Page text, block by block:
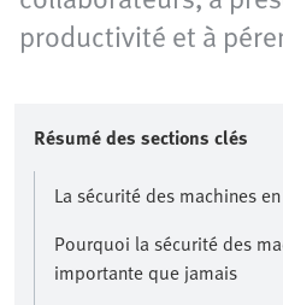
productivité et à
Résumé des sections clés
La sécurité des machines
Pourquoi la sécurité des
importante que jamais